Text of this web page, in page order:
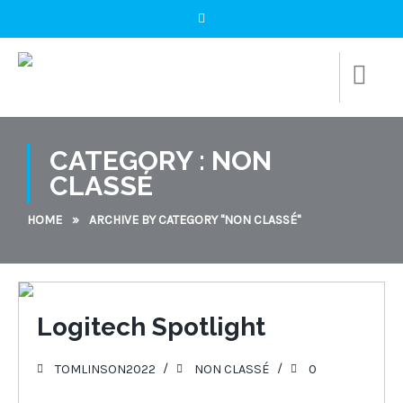
CATEGORY : NON
CLASSÉ
HOME » ARCHIVE BY CATEGORY "NON CLASSÉ"
09
Logitech Spotlight
TOMLINSON2022 NON CLASSÉ 0